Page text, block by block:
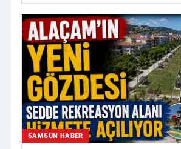
SAMSUN HABER